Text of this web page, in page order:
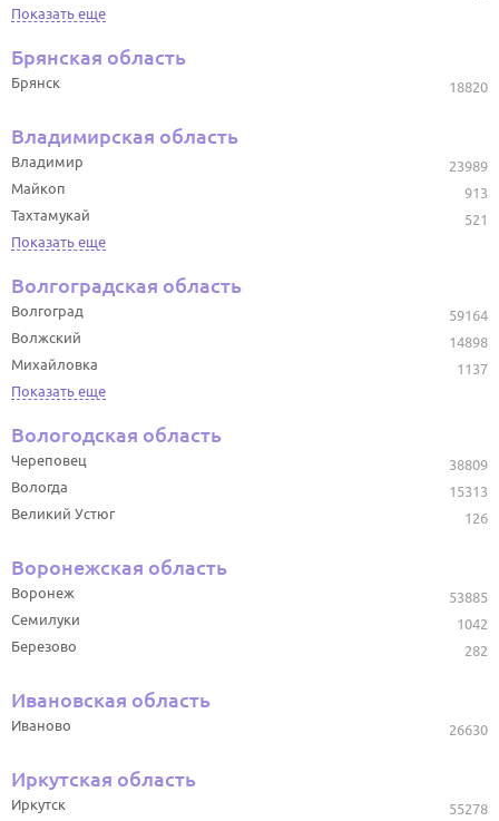
Показать еще
Брянская область
18820
Брянск
Владимирская область
23989
Владимир
913
Майкоп
521
Тахтамукай
Показать еще
Волгоградская область
59164
Волгоград
14898
Волжский
1137
Михайловка
Показать еще
Вологодская область
38809
Череповец
15313
Вологда
126
Великий Устюг
Воронежская область
53885
Воронеж
1042
Семилуки
282
Березово
Ивановская область
26630
Иваново
Иркутская область
55278
Иркутск